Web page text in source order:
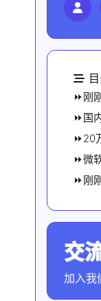
交
加入我